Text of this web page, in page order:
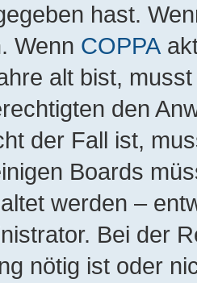
hast.
Wenn COPPA
alt bist,
den
der Fall ist,
Boards
werden –
Bei der
nötig ist oder